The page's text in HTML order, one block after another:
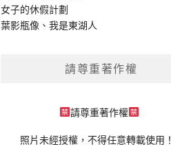
女子的休假計劃
葉影瓶像 、我是東湖人
請尊重著作權
請尊重著作權
照片未經授權，不得任意轉載使用！